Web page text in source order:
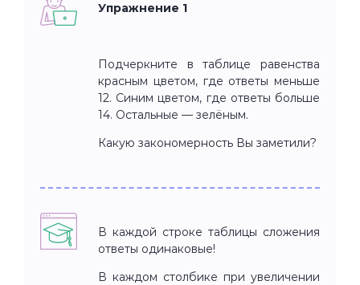
Упражнение 1
Подчеркните в таблице равенства
красным цветом, где ответы меньше
12. Синим цветом, где ответы больше
14. Остальные — зелёным.
Какую закономерность Вы заметили?
В каждой строке таблицы сложения
ответы одинаковые!
В каждом столбике при увеличении